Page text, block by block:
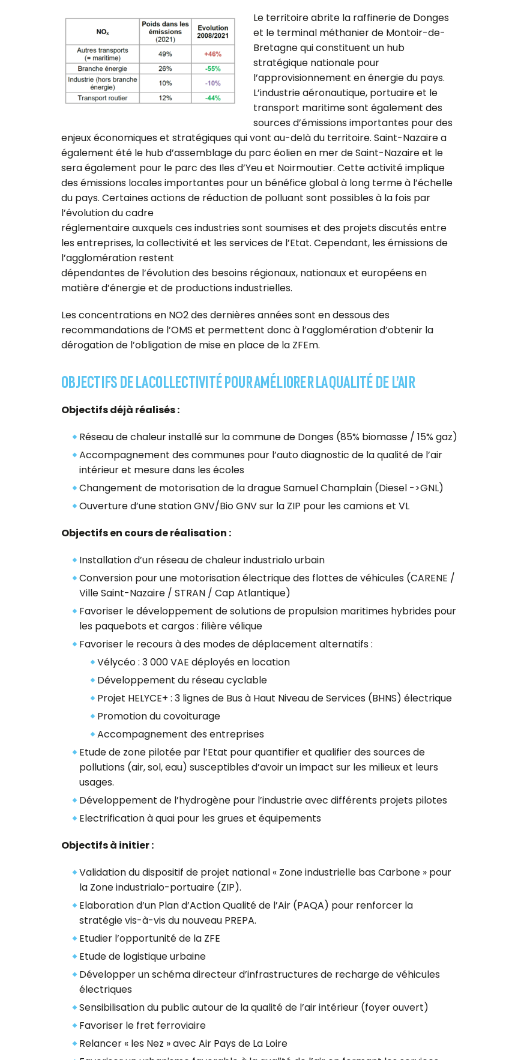
Le territoire abrite la raffinerie de Donges
et le terminal méthanier de Montoir-de-
Bretagne qui constituent un hub
stratégique nationale pour
l’approvisionnement en énergie du pays.
L’industrie aéronautique, portuaire et le
transport maritime sont également des
sources d’émissions importantes pour des
enjeux économiques et stratégiques qui vont au-delà du territoire. Saint-Nazaire a
également été le hub d’assemblage du parc éolien en mer de Saint-Nazaire et le
sera également pour le parc des Iles d’Yeu et Noirmoutier. Cette activité implique
des émissions locales importantes pour un bénéfice global à long terme à l’échelle
du pays. Certaines actions de réduction de polluant sont possibles à la fois par
l’évolution du cadre
réglementaire auxquels ces industries sont soumises et des projets discutés entre
les entreprises, la collectivité et les services de l’Etat. Cependant, les émissions de
l’agglomération restent
dépendantes de l’évolution des besoins régionaux, nationaux et européens en
matière d’énergie et de productions industrielles.
Les concentrations en NO2 des dernières années sont en dessous des
recommandations de l’OMS et permettent donc à l’agglomération d’obtenir la
dérogation de l’obligation de mise en place de la ZFEm.
OBJECTIFS DE LA COLLECTIVITÉ POUR AMÉLIORER LA QUALITÉ DE L’AIR
Objectifs déjà réalisés :
Réseau de chaleur installé sur la commune de Donges (85% biomasse / 15% gaz)
Accompagnement des communes pour l’auto diagnostic de la qualité de l’air
intérieur et mesure dans les écoles
Changement de motorisation de la drague Samuel Champlain (Diesel ->GNL)
Ouverture d’une station GNV/Bio GNV sur la ZIP pour les camions et VL
Objectifs en cours de réalisation :
Installation d’un réseau de chaleur industrialo urbain
Conversion pour une motorisation électrique des flottes de véhicules (CARENE /
Ville Saint-Nazaire / STRAN / Cap Atlantique)
Favoriser le développement de solutions de propulsion maritimes hybrides pour
les paquebots et cargos : filière vélique
Favoriser le recours à des modes de déplacement alternatifs :
Vélycéo : 3 000 VAE déployés en location
Développement du réseau cyclable
Projet HELYCE+ : 3 lignes de Bus à Haut Niveau de Services (BHNS) électrique
Promotion du covoiturage
Accompagnement des entreprises
Etude de zone pilotée par l’Etat pour quantifier et qualifier des sources de
pollutions (air, sol, eau) susceptibles d’avoir un impact sur les milieux et leurs
usages.
Développement de l’hydrogène pour l’industrie avec différents projets pilotes
Electrification à quai pour les grues et équipements
Objectifs à initier :
Validation du dispositif de projet national « Zone industrielle bas Carbone » pour
la Zone industrialo-portuaire (ZIP).
Elaboration d’un Plan d’Action Qualité de l’Air (PAQA) pour renforcer la
stratégie vis-à-vis du nouveau PREPA.
Etudier l’opportunité de la ZFE
Etude de logistique urbaine
Développer un schéma directeur d’infrastructures de recharge de véhicules
électriques
Sensibilisation du public autour de la qualité de l’air intérieur (foyer ouvert)
Favoriser le fret ferroviaire
Relancer « les Nez » avec Air Pays de La Loire